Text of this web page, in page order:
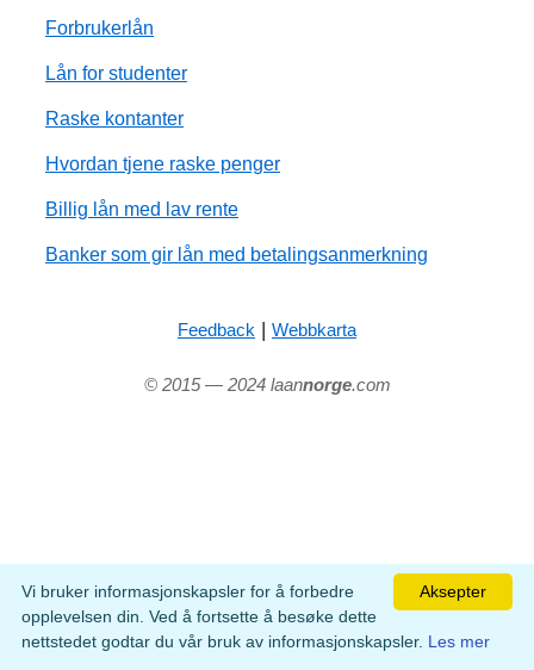
Forbrukerlån
Lån for studenter
Raske kontanter
Hvordan tjene raske penger
Billig lån med lav rente
Banker som gir lån med betalingsanmerkning
Feedback | Webbkarta
© 2015 — 2024 laannorge.com
Aksepter
Vi bruker informasjonskapsler for å forbedre
opplevelsen din. Ved å fortsette å besøke dette
nettstedet godtar du vår bruk av informasjonskapsler. Les mer